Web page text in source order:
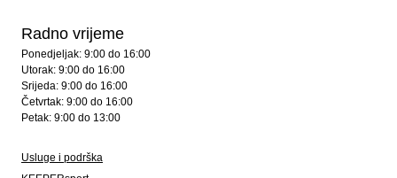
Radno vrijeme
Ponedjeljak: 9:00 do 16:00
Utorak: 9:00 do 16:00
Srijeda: 9:00 do 16:00
Četvrtak: 9:00 do 16:00
Petak: 9:00 do 13:00
Usluge i podrška